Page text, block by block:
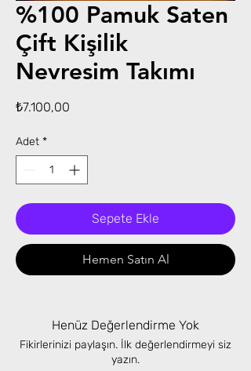
%100 Pamuk Saten
Çift Kişilik
Nevresim Takımı
₺7.100,00
Adet *
Sepete Ekle
Hemen Satın Al
Henüz Değerlendirme Yok
Fikirlerinizi paylaşın. İlk değerlendirmeyi siz
yazın.